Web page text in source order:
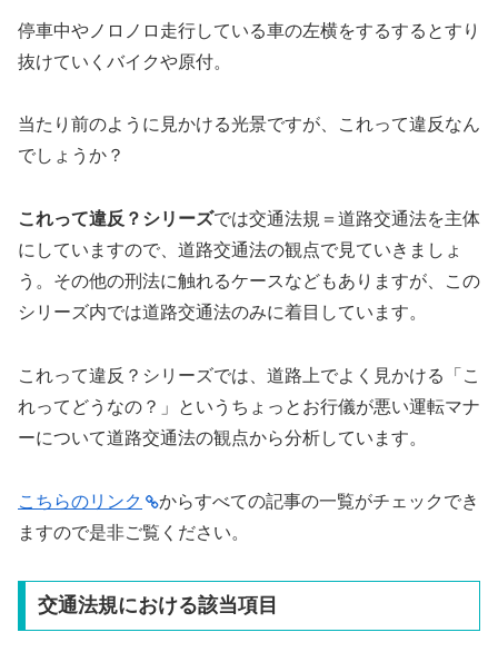
停車中やノロノロ走行している車の左横をするするとすり
抜けていくバイクや原付。
当たり前のように見かける光景ですが、これって違反なん
でしょうか？
これって違反？シリーズでは交通法規＝道路交通法を主体
にしていますので、道路交通法の観点で見ていきましょ
う。その他の刑法に触れるケースなどもありますが、この
シリーズ内では道路交通法のみに着目しています。
これって違反？シリーズでは、道路上でよく見かける「こ
れってどうなの？」というちょっとお行儀が悪い運転マナ
ーについて道路交通法の観点から分析しています。
こちらのリンク
からすべての記事の一覧がチェックでき
ますので是非ご覧ください。
交通法規における該当項目